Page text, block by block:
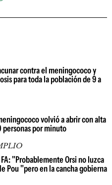
contra el meningococo y
para toda la población de 9 a
volvió a abrir con alta
personas por minuto
"Probablemente Orsi no luzca
Pou "pero en la cancha gobierna